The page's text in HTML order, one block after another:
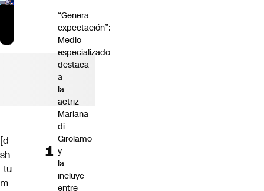
[d
sh
_tu
m
“Genera
expectación”:
Medio
especializado
destaca
a
la
actriz
Mariana
di
Girolamo
y
la
incluye
entre